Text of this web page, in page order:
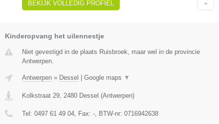
BEKIJK VOLLEDIG PROFIEL
Kinderopvang het uilennestje
Niet gevestigd in de plaats Ruisbroek, maar wel in de provincie
Antwerpen.
Antwerpen » Dessel | Google maps ▼
Kolkstraat 29 2480 Dessel (Antwerpen)
Tel: 0497 61 49 04 , Fax: - , BTW-nr: 0716942638